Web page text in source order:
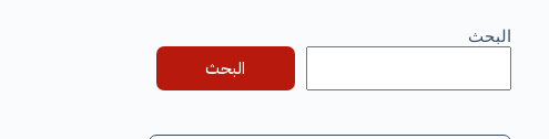
البحث
البحث